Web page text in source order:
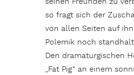
so fragt sich der
von allen Seiten auf
Polemik noch
Den dramaturgischen
„Fat Pig“ an einem